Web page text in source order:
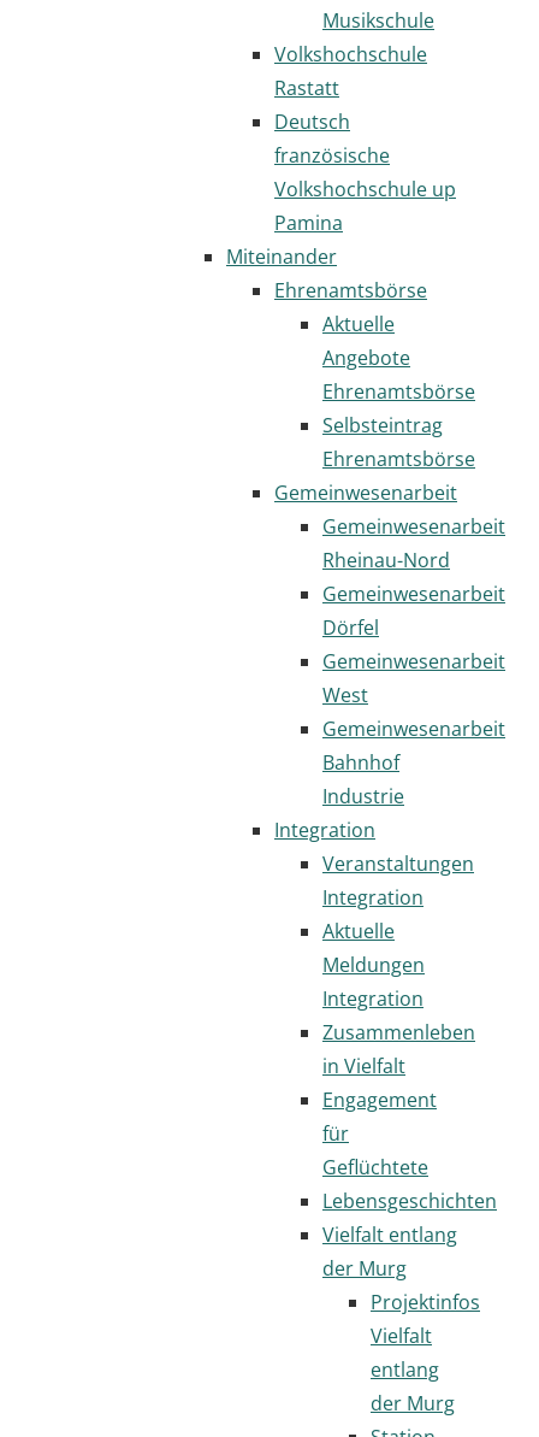
Musikschule
Volkshochschule
Rastatt
Deutsch
französische
Volkshochschule up
Pamina
Miteinander
Ehrenamtsbörse
Aktuelle
Angebote
Ehrenamtsbörse
Selbsteintrag
Ehrenamtsbörse
Gemeinwesenarbeit
Gemeinwesenarbeit
Rheinau-Nord
Gemeinwesenarbeit
Dörfel
Gemeinwesenarbeit
West
Gemeinwesenarbeit
Bahnhof
Industrie
Integration
Veranstaltungen
Integration
Aktuelle
Meldungen
Integration
Zusammenleben
in Vielfalt
Engagement
für
Geflüchtete
Lebensgeschichten
Vielfalt entlang
der Murg
Projektinfos
Vielfalt
entlang
der Murg